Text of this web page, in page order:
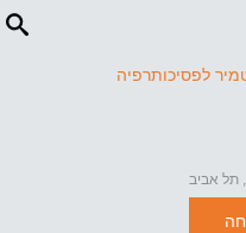
לפסיכותרפיה